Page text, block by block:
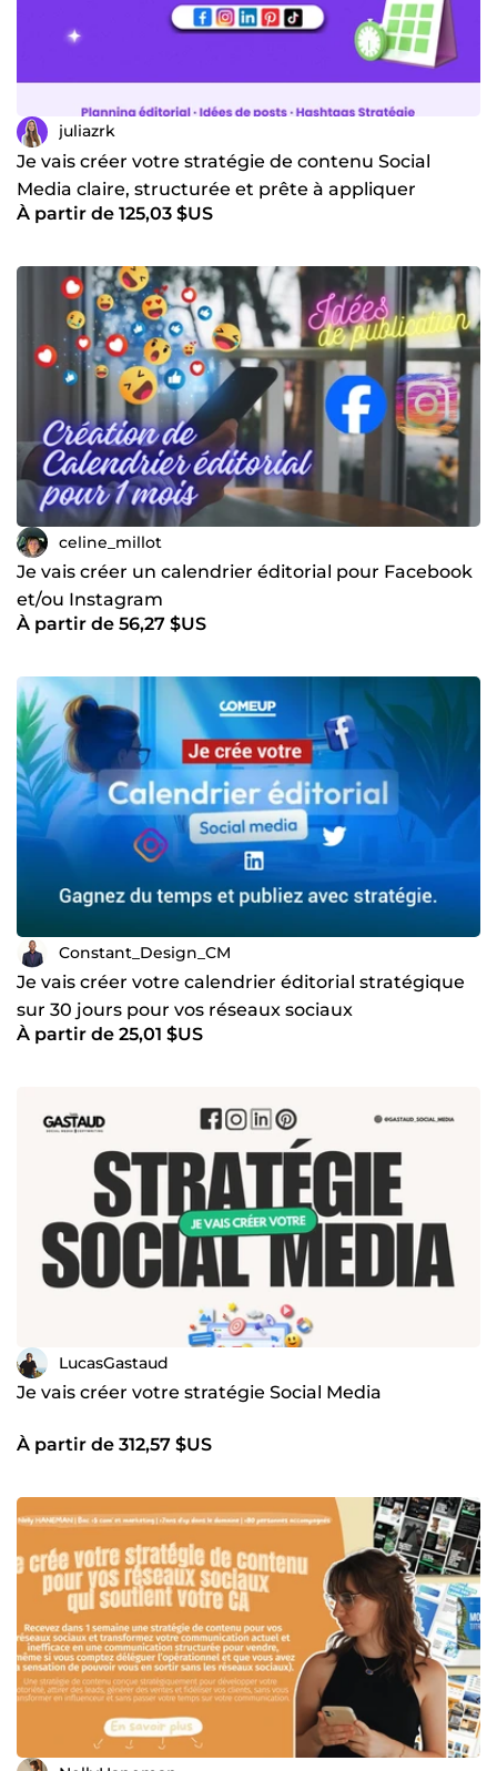
juliazrk
Je vais créer votre stratégie de contenu Social
Media claire, structurée et prête à appliquer
immédiatement
À partir de 125,03 $US
celine_millot
Je vais créer un calendrier éditorial pour Facebook
et/ou Instagram
À partir de 56,27 $US
Constant_Design_CM
Je vais créer votre calendrier éditorial stratégique
sur 30 jours pour vos réseaux sociaux
À partir de 25,01 $US
LucasGastaud
Je vais créer votre stratégie Social Media
À partir de 312,57 $US